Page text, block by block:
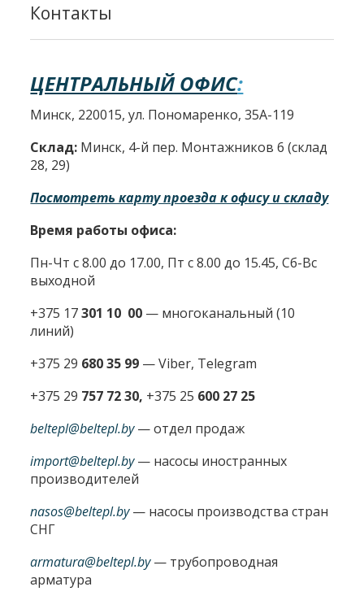
Контакты
ЦЕНТРАЛЬНЫЙ ОФИС:
Минск, 220015, ул. Пономаренко, 35А-119
Склад: Минск, 4-й пер. Монтажников 6 (склад
28, 29)
Посмотреть карту проезда к офису и складу
Время работы офиса:
Пн-Чт с 8.00 до 17.00, Пт с 8.00 до 15.45, Сб-Вс
выходной
+375 17301 10 00 — многоканальный (10
линий)
+375 29 680 35 99 — Viber, Telegram
+375 29 757 72 30, +375 25 600 27 25
beltepl@beltepl.by— отдел продаж
import@beltepl.by— насосы иностранных
производителей
nasos@beltepl.by— насосы производства стран
СНГ
armatura@beltepl.by— трубопроводная
арматура